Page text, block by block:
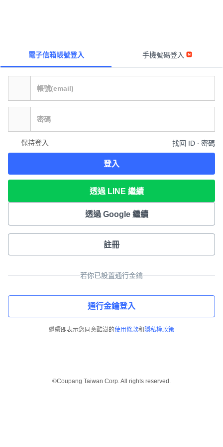
電子信箱帳號登入 手機號碼登入
保持登入 找回 ID ∙ 密碼
登入
透過 LINE 繼續
透過 Google 繼續
註冊
若你已設置通行金鑰
通行金鑰登入
繼續即表示您同意酷澎的使用條款和 隱私權政策
©Coupang Taiwan Corp. All rights reserved.